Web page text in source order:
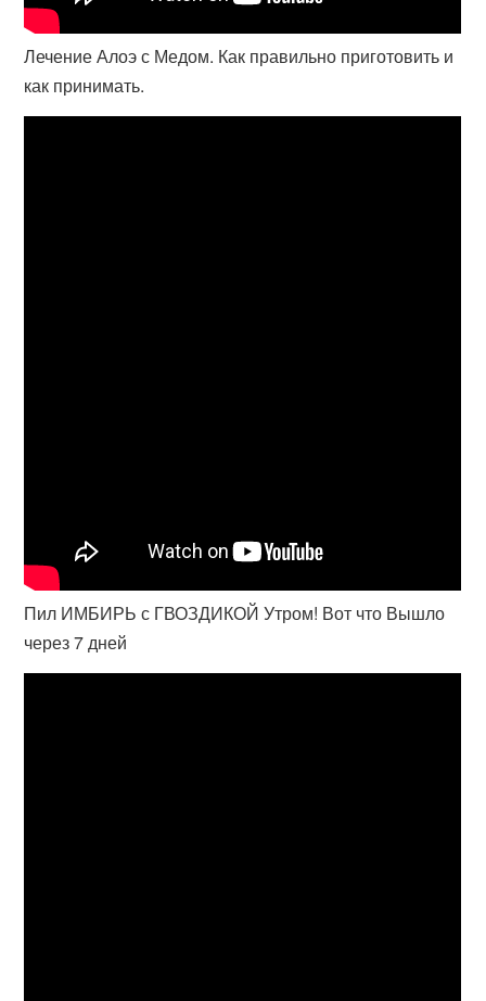
Лечение Алоэ с Медом. Как правильно приготовить и
как принимать.
Пил ИМБИРЬ с ГВОЗДИКОЙ Утром! Вот что Вышло
через 7 дней